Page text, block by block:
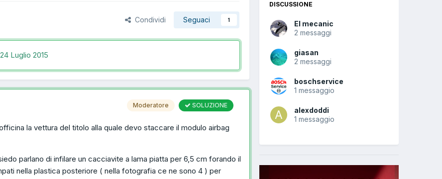
Condividi Seguaci 1
24 Luglio 2015
Moderatore SOLUZIONE
la vettura del titolo alla quale devo staccare il modulo airbag
parlano di infilare un cacciavite a lama piatta per 6,5 cm forando il
nella plastica posteriore ( nella fotografia ce ne sono 4 ) per
DISCUSSIONE
El mecanic
2 messaggi
giasan
2 messaggi
boschservice
1 messaggio
alexdoddi
1 messaggio